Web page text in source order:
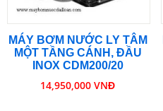
MÁY BƠM NƯỚC LY TÂM
MỘT TẦNG CÁNH, ĐẦU
INOX CDM200/20
14,950,000 VNĐ